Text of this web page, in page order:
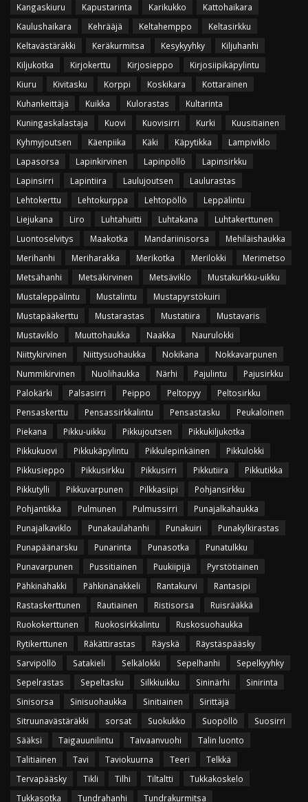
Kangaskiuru
Kapustarinta Karikukko
Kattohaikara
Kaulushaikara
Kehrääjä Keltahemppo
Keltasirkku
Keltavästäräkki
Keräkurmitsa Kesykyyhky
Kiljuhanhi
Kiljukotka
Kirjokerttu Kirjosieppo
Kirjosiipikäpylintu
Kiuru
Kivitasku Korppi Koskikara
Kottarainen
Kuhankeittäjä
Kuikka Kulorastas
Kultarinta
Kuningaskalastaja
Kuovi Kuovisirri Kurki
Kuusitiainen
Kyhmyjoutsen
Käenpiika Käki Käpytikka
Lampiviklo
Lapasorsa
Lapinkirvinen Lapinpöllö
Lapinsirkku
Lapinsirri
Lapintiira Laulujoutsen
Laulurastas
Lehtokerttu
Lehtokurppa Lehtopöllö
Leppälintu
Liejukana
Liro Luhtahuitti Luhtakana
Luhtakerttunen
Luontoselvitys
Maakotka Mandariinisorsa
Mehiläishaukka
Merihanhi
Meriharakka Merikotka Merilokki
Merimetso
Metsähanhi
Metsäkirvinen Metsäviklo
Mustakurkku-uikku
Mustaleppälintu
Mustalintu
Mustapyrstökuiri
Mustapääkerttu
Mustarastas Mustatiira
Mustavaris
Mustaviklo
Muuttohaukka Naakka
Naurulokki
Niittykirvinen
Niittysuohaukka Nokikana
Nokkavarpunen
Nummikirvinen
Nuolihaukka Närhi Pajulintu
Pajusirkku
Palokärki
Palsasirri Peippo Peltopyy
Peltosirkku
Pensaskerttu
Pensassirkkalintu Pensastasku
Peukaloinen
Piekana
Pikku-uikku Pikkujoutsen
Pikkukiljukotka
Pikkukuovi
Pikkukäpylintu Pikkulepinkäinen
Pikkulokki
Pikkusieppo
Pikkusirkku Pikkusirri Pikkutiira
Pikkutikka
Pikkutylli
Pikkuvarpunen Pilkkasiipi
Pohjansirkku
Pohjantikka
Pulmunen Pulmussirri
Punajalkahaukka
Punajalkaviklo
Punakaulahanhi Punakuiri
Punakylkirastas
Punapäänarsku
Punarinta Punasotka
Punatulkku
Punavarpunen
Pussitiainen Puukiipijä
Pyrstötiainen
Pähkinähakki
Pähkinänakkeli Rantakurvi
Rantasipi
Rastaskerttunen
Rautiainen Ristisorsa
Ruisrääkkä
Ruokokerttunen
Ruokosirkkalintu
Ruskosuohaukka
Rytikerttunen
Räkättirastas Räyskä
Räystäspääsky
Sarvipöllö
Satakieli Selkälokki Sepelhanhi
Sepelkyyhky
Sepelrastas
Sepeltasku Silkkiuikku Sininärhi
Sinirinta
Sinisorsa
Sinisuohaukka Sinitiainen
Sirittäjä
Sitruunavästäräkki
sorsat Suokukko Suopöllö
Suosirri
Sääksi
Taigauunilintu Taivaanvuohi
Talin luonto
Talitiainen
Tavi Taviokuurna Teeri
Telkkä
Tervapääsky
Tikli Tilhi Tiltaltti
Tukkakoskelo
Tukkasotka
Tundrahanhi Tundrakurmitsa